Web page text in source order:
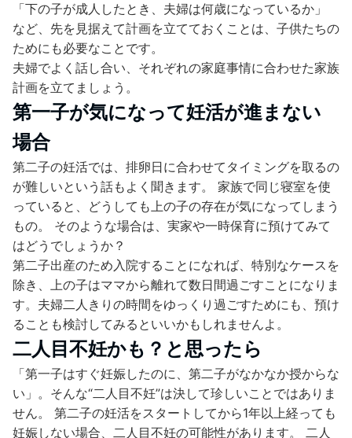
「下の子が成人したとき、夫婦は何歳になっているか」
など、先を見据えて計画を立てておくことは、子供たちの
ためにも必要なことです。
夫婦でよく話し合い、それぞれの家庭事情に合わせた家族
計画を立てましょう。
第一子が気になって妊活が進まない
場合
第二子の妊活では、排卵日に合わせてタイミングを取るの
が難しいという話もよく聞きます。 家族で同じ寝室を使
っていると、どうしても上の子の存在が気になってしまう
もの。 そのような場合は、実家や一時保育に預けてみて
はどうでしょうか？
第二子出産のため入院することになれば、特別なケースを
除き、上の子はママから離れて数日間過ごすことになりま
す。夫婦二人きりの時間をゆっくり過ごすためにも、預け
ることも検討してみるといいかもしれませんよ。
二人目不妊かも？と思ったら
「第一子はすぐ妊娠したのに、第二子がなかなか授からな
い」。そんな“二人目不妊”は決して珍しいことではありま
せん。 第二子の妊活をスタートしてから1年以上経っても
妊娠しない場合、二人目不妊の可能性があります。 二人